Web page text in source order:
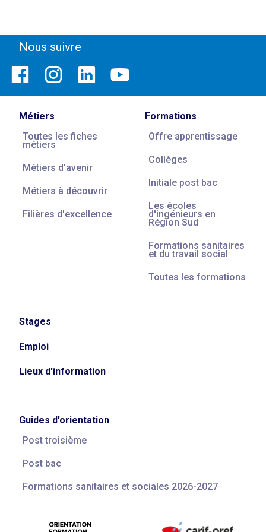
Nous suivre
Métiers
Toutes les fiches
métiers
Métiers d'avenir
Métiers à découvrir
Filières d'excellence
Formations
Offre apprentissage
Collèges
Initiale post bac
Les écoles
d'ingénieurs en
Région Sud
Formations sanitaires
et du travail social
Toutes les formations
Stages
Emploi
Lieux d'information
Guides d'orientation
Post troisième
Post bac
Formations sanitaires et sociales 2026-2027